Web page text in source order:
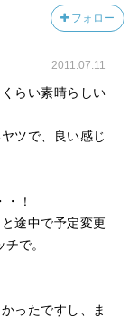
フォロー
2011.07.11
らい素晴らしい
ツで、良い感じ
！
途中で予定変更
で。
ったですし、ま